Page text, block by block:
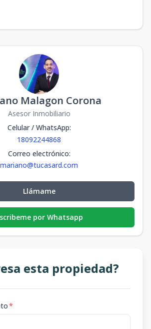
Malagon Corona
Asesor Inmobiliario
Celular / WhatsApp:
18092244868
Correo electrónico:
mariano@tucasard.com
Llámame
por Whatsapp
esta propiedad?
*